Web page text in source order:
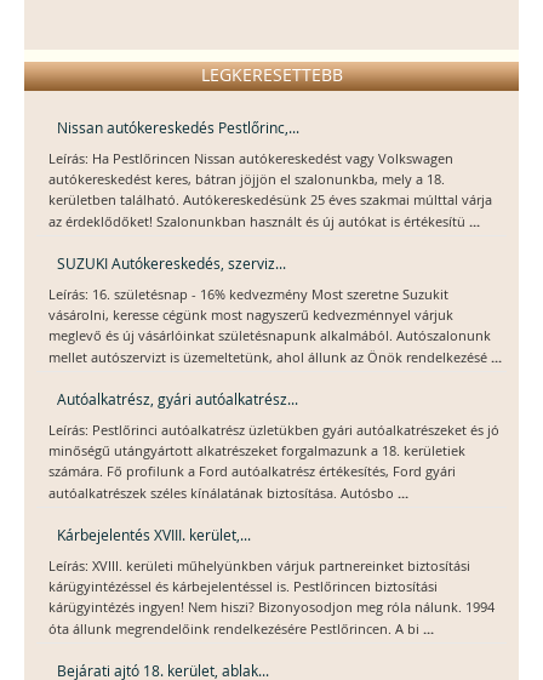
LEGKERESETTEBB
Nissan autókereskedés Pestlőrinc,...
Leírás: Ha Pestlőrincen Nissan autókereskedést vagy Volkswagen
autókereskedést keres, bátran jöjjön el szalonunkba, mely a 18.
kerületben található. Autókereskedésünk 25 éves szakmai múlttal várja
az érdeklődőket! Szalonunkban használt és új autókat is értékesítü ...
SUZUKI Autókereskedés, szerviz...
Leírás: 16. születésnap - 16% kedvezmény Most szeretne Suzukit
vásárolni, keresse cégünk most nagyszerű kedvezménnyel várjuk
meglevő és új vásárlóinkat születésnapunk alkalmából. Autószalonunk
mellet autószervizt is üzemeltetünk, ahol állunk az Önök rendelkezésé ...
Autóalkatrész, gyári autóalkatrész...
Leírás: Pestlőrinci autóalkatrész üzletükben gyári autóalkatrészeket és jó
minőségű utángyártott alkatrészeket forgalmazunk a 18. kerületiek
számára. Fő profilunk a Ford autóalkatrész értékesítés, Ford gyári
autóalkatrészek széles kínálatának biztosítása. Autósbo ...
Kárbejelentés XVIII. kerület,...
Leírás: XVIII. kerületi műhelyünkben várjuk partnereinket biztosítási
kárügyintézéssel és kárbejelentéssel is. Pestlőrincen biztosítási
kárügyintézés ingyen! Nem hiszi? Bizonyosodjon meg róla nálunk. 1994
óta állunk megrendelőink rendelkezésére Pestlőrincen. A bi ...
Bejárati ajtó 18. kerület, ablak...